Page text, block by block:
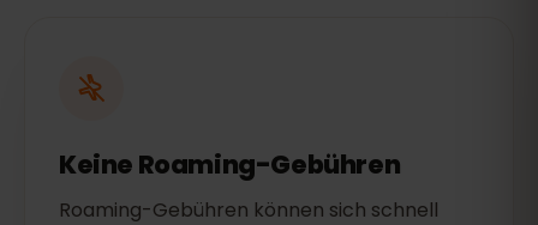
Keine Roaming-Gebühren
Roaming-Gebühren können sich schnell